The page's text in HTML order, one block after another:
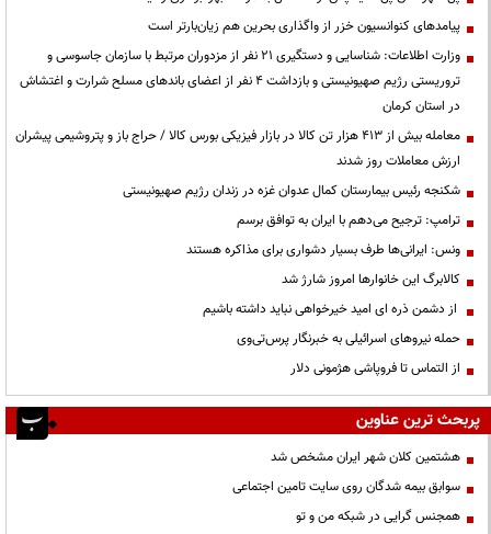
پیامدهای کنوانسیون خزر از واگذاری بحرین هم زیان‌بارتر است
وزارت اطلاعات: شناسایی و دستگیری ۲۱ نفر از مزدوران مرتبط با سازمان جاسوسی و
تروریستی رژیم صهیونیستی و بازداشت ۴ نفر از اعضای باندهای مسلح شرارت و اغتشاش
در استان کرمان
معامله بیش از ۴۱۳ هزار تن کالا در بازار فیزیکی بورس کالا / حراج باز و پتروشیمی پیشران
ارزش معاملات روز شدند
شکنجه رئیس بیمارستان کمال عدوان غزه در زندان رژیم صهیونیستی
ترامپ: ترجیح می‌دهم با ایران به توافق برسم
ونس: ایرانی‌ها طرف بسیار دشواری برای مذاکره هستند
کالابرگ این خانوارها امروز شارژ شد
از دشمن ذره ای امید خیرخواهی نباید داشته باشیم
حمله نیروهای اسرائیلی به خبرنگار پرس‌تی‌وی
از التماس تا فروپاشی هژمونی دلار
پربحث ترین عناوین
هشتمین کلان شهر ایران مشخص شد
سوابق بیمه شدگان روی سایت تامین اجتماعی
همجنس گرایی در شبکه من و تو